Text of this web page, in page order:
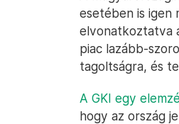
esetében is igen
elvonatkoztatva
piac lazább-
tagoltságra, és
A GKI egy
hogy az ország